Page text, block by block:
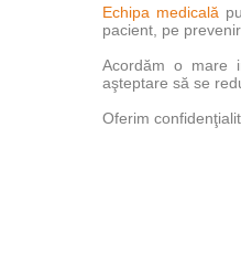
Echipa medicală
pacient, pe
Acordăm o mare
aşteptare să se
Oferim